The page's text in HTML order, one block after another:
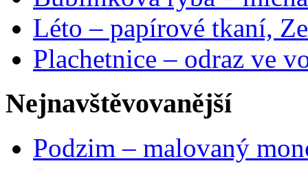
Léto – papírové tkaní,
Plachetnice – odraz ve
Nejnavštěvovanější
Podzim – malovaný